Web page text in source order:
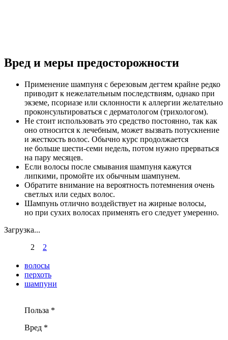
Вред и меры предосторожности
Применение шампуня с березовым дегтем крайне редко
приводит к нежелательным последствиям, однако при
экземе, псориазе или склонности к аллергии желательно
проконсультироваться с дерматологом (трихологом).
Не стоит использовать это средство постоянно, так как
оно относится к лечебным, может вызвать потускнение
и жесткость волос. Обычно курс продолжается
не больше шести-семи недель, потом нужно прерваться
на пару месяцев.
Если волосы после смывания шампуня кажутся
липкими, промойте их обычным шампунем.
Обратите внимание на вероятность потемнения очень
светлых или седых волос.
Шампунь отлично воздействует на жирные волосы,
но при сухих волосах применять его следует умеренно.
Загрузка...
2 2
волосы
перхоть
шампуни
Польза *
Вред *